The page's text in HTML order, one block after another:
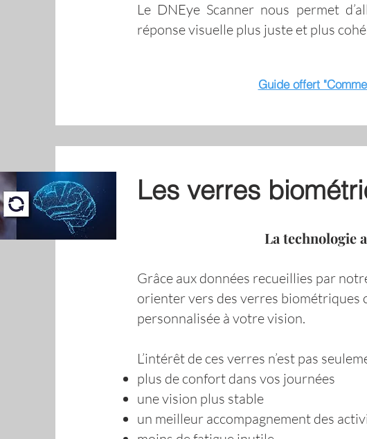
Le DNEye Scanner nous permet
réponse visuelle plus juste et plus
Guide offert
Les verres
La technologie
Grâce aux données recueillies par
orienter vers des verres biométriques
personnalisée à votre vision.
L’intérêt de ces verres n’est pas
plus de confort dans vos journées
une vision plus stable
un meilleur accompagnement des